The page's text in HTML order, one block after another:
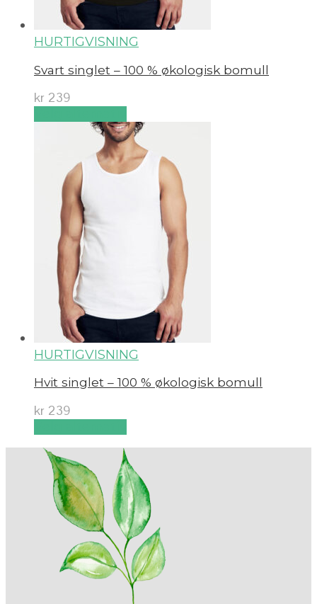
HURTIGVISNING
Svart singlet – 100 % økologisk bomull
kr 239
HURTIGVISNING
Hvit singlet – 100 % økologisk bomull
kr 239